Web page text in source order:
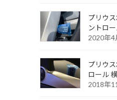
プリウ
ントロ
2020年4
プリウ
ロール
2018年